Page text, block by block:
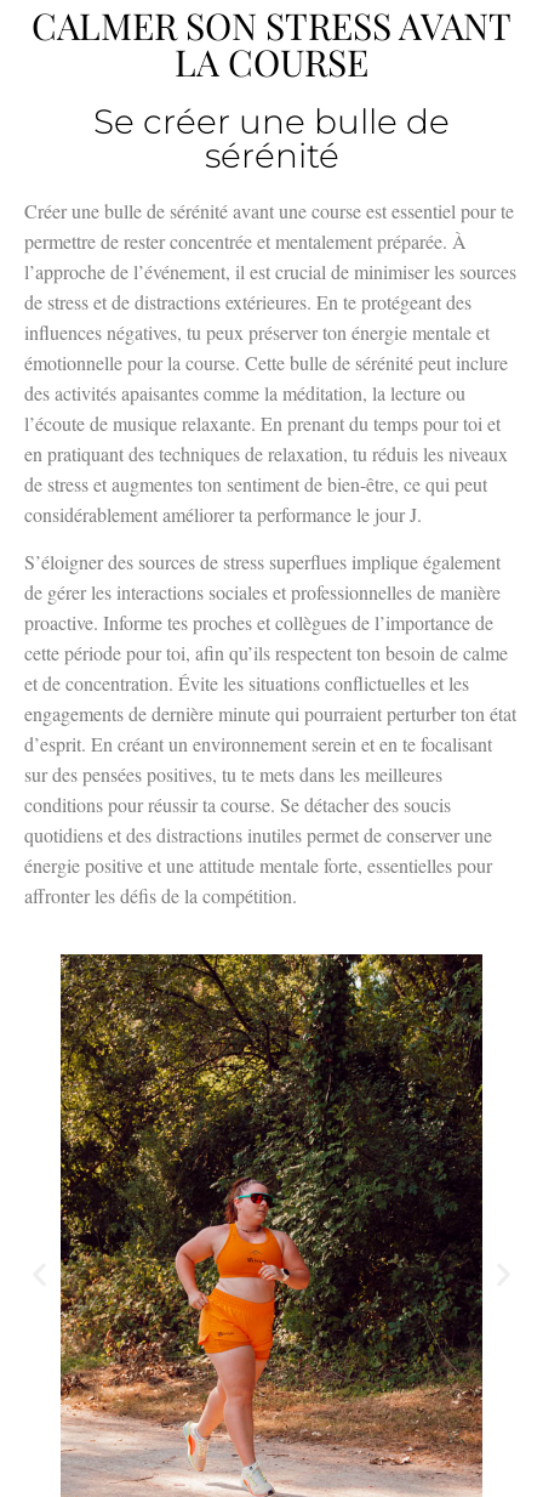
CALMER SON STRESS AVANT
LA COURSE
Se créer une bulle de
sérénité
Créer une bulle de sérénité avant une course est essentiel pour te
permettre de rester concentrée et mentalement préparée. À
l’approche de l’événement, il est crucial de minimiser les sources
de stress et de distractions extérieures. En te protégeant des
influences négatives, tu peux préserver ton énergie mentale et
émotionnelle pour la course. Cette bulle de sérénité peut inclure
des activités apaisantes comme la méditation, la lecture ou
l’écoute de musique relaxante. En prenant du temps pour toi et
en pratiquant des techniques de relaxation, tu réduis les niveaux
de stress et augmentes ton sentiment de bien-être, ce qui peut
considérablement améliorer ta performance le jour J.
S’éloigner des sources de stress superflues implique également
de gérer les interactions sociales et professionnelles de manière
proactive. Informe tes proches et collègues de l’importance de
cette période pour toi, afin qu’ils respectent ton besoin de calme
et de concentration. Évite les situations conflictuelles et les
engagements de dernière minute qui pourraient perturber ton état
d’esprit. En créant un environnement serein et en te focalisant
sur des pensées positives, tu te mets dans les meilleures
conditions pour réussir ta course. Se détacher des soucis
quotidiens et des distractions inutiles permet de conserver une
énergie positive et une attitude mentale forte, essentielles pour
affronter les défis de la compétition.